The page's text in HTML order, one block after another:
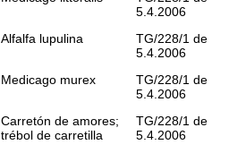
5.4.2006
Alfalfa lupulina
TG/228/1 de
5.4.2006
Medicago murex
TG/228/1 de
5.4.2006
Carretón de amores;
trébol de carretilla
TG/228/1 de
5.4.2006